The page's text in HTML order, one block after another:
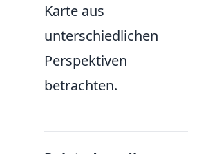
Karte aus
unterschiedlichen
Perspektiven
betrachten.